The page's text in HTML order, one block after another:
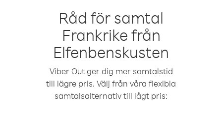
Råd för samtal
Frankrike från
Elfenbenskusten
Viber Out ger dig mer samtalstid
till lägre pris. Välj från våra flexibla
samtalsalternativ till lågt pris: